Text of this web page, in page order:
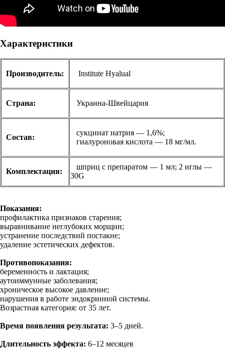
Характеристики
Производитель: Institute Hyalual
Страна: Украина-Швейцария
Состав:
сукцинат натрия — 1,6%;
гиалуроновая кислота — 18 мг/мл.
Комплектация:
шприц с препаратом — 1 мл; 2 иглы —
30G
Показания:
профилактика признаков старения;
выравнивание неглубоких морщин;
устранение последствий постакне;
удаление эстетических дефектов.
Противопоказания:
беременность и лактация;
аутоиммунные заболевания;
хроническое высокое давление;
нарушения в работе эндокринной системы.
Возрастная категория: от 35 лет.
Время появления результата: 3–5 дней.
Длительность эффекта: 6–12 месяцев